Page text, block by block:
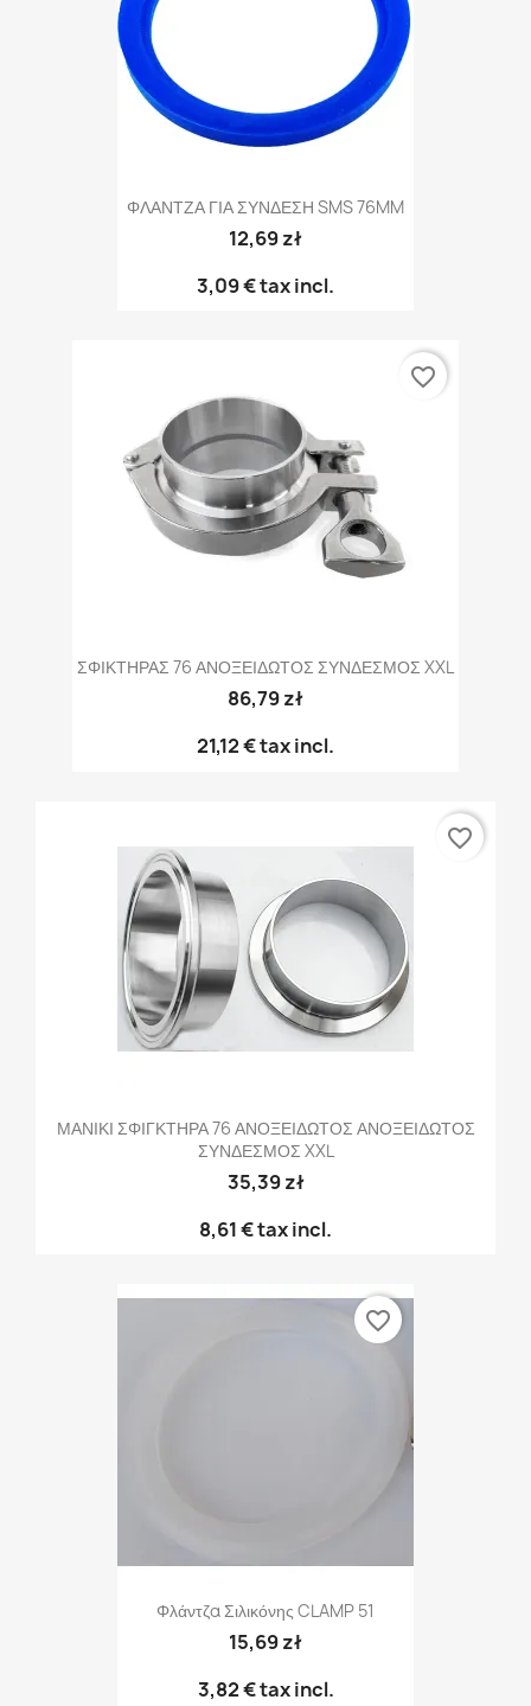
ΦΛΑΝΤΖΑ ΓΙΑ ΣΥΝΔΕΣΗ SMS 76MM
12,69 zł
3,09 €tax incl.
ΣΦΙΚΤΗΡΑΣ 76 ΑΝΟΞΕΙΔΩΤΟΣ ΣΥΝΔΕΣΜΟΣ XXL
86,79 zł
21,12 €tax incl.
favorite_border
ΜΑΝΙΚΙ ΣΦΙΓΚΤΗΡΑ 76 ΑΝΟΞΕΙΔΩΤΟΣ ΑΝΟΞΕΙΔΩΤΟΣ
ΣΥΝΔΕΣΜΟΣ XXL
35,39 zł
8,61 €tax incl.
favorite_border
Φλάντζα Σιλικόνης CLAMP 51
15,69 zł
3,82 €tax incl.
favorite_border